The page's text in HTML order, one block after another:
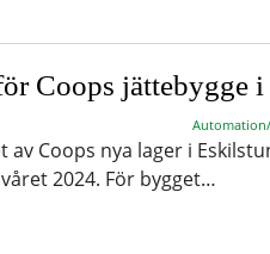
Coops jättebygge
av Coops nya lager i
2024. För bygget…